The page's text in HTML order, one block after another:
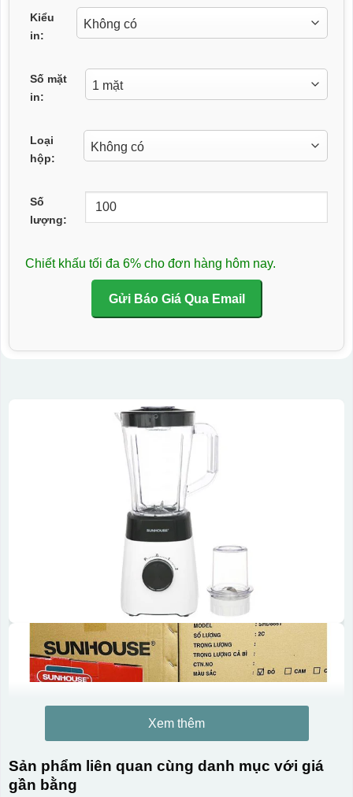
Kiểu
in:
Số mặt
in:
Loại
hộp:
Số
lượng:
Chiết khấu tối đa 6% cho đơn hàng hôm nay.
Gửi Báo Giá Qua Email
Xem thêm
Sản phẩm liên quan cùng danh mục với giá
gần bằng